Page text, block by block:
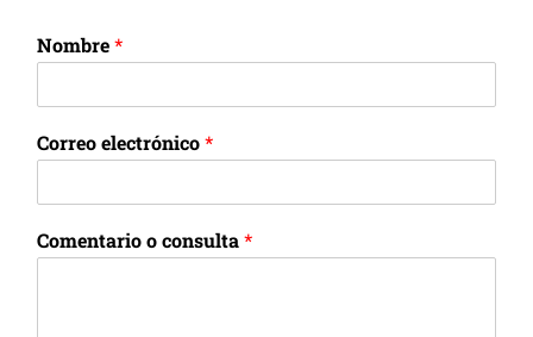
Nombre*
Correo electrónico*
Comentario o consulta*